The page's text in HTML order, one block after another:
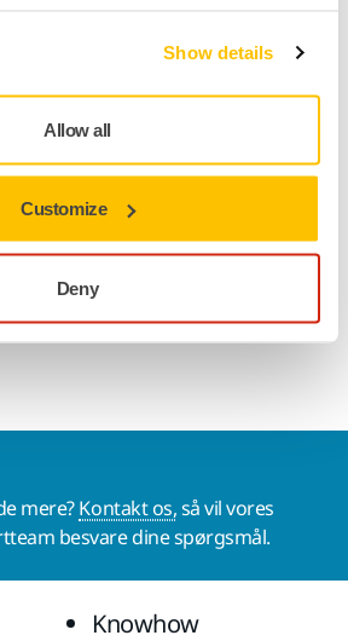
Show details
Allow all
Customize
Deny
hårdhed. Designet til brug i
Iridium™ 1250 poleringsmiddel og
til både skæring med
med Polarshine® 10 og 8.
og Tier 1. Det slidstærke,
en fremragende elasticitet, der
mere?Kontakt os,så vil vores
besvare dine spørgsmål.
Knowhow